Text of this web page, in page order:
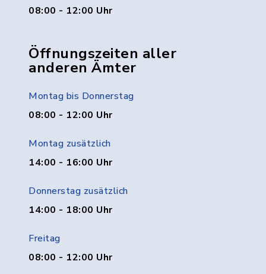
08:00 - 12:00 Uhr
Öffnungszeiten aller
anderen Ämter
Montag bis Donnerstag
08:00 - 12:00 Uhr
Montag zusätzlich
14:00 - 16:00 Uhr
Donnerstag zusätzlich
14:00 - 18:00 Uhr
Freitag
08:00 - 12:00 Uhr